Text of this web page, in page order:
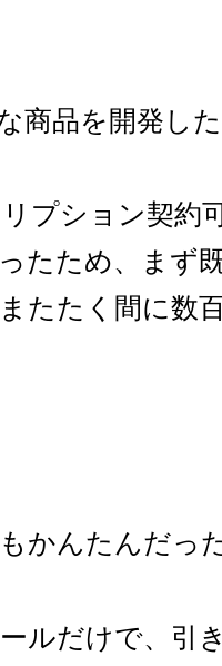
商品を開発し
プション契約
たため、まず
たたく間に数
かんたんだっ
ルだけで、引